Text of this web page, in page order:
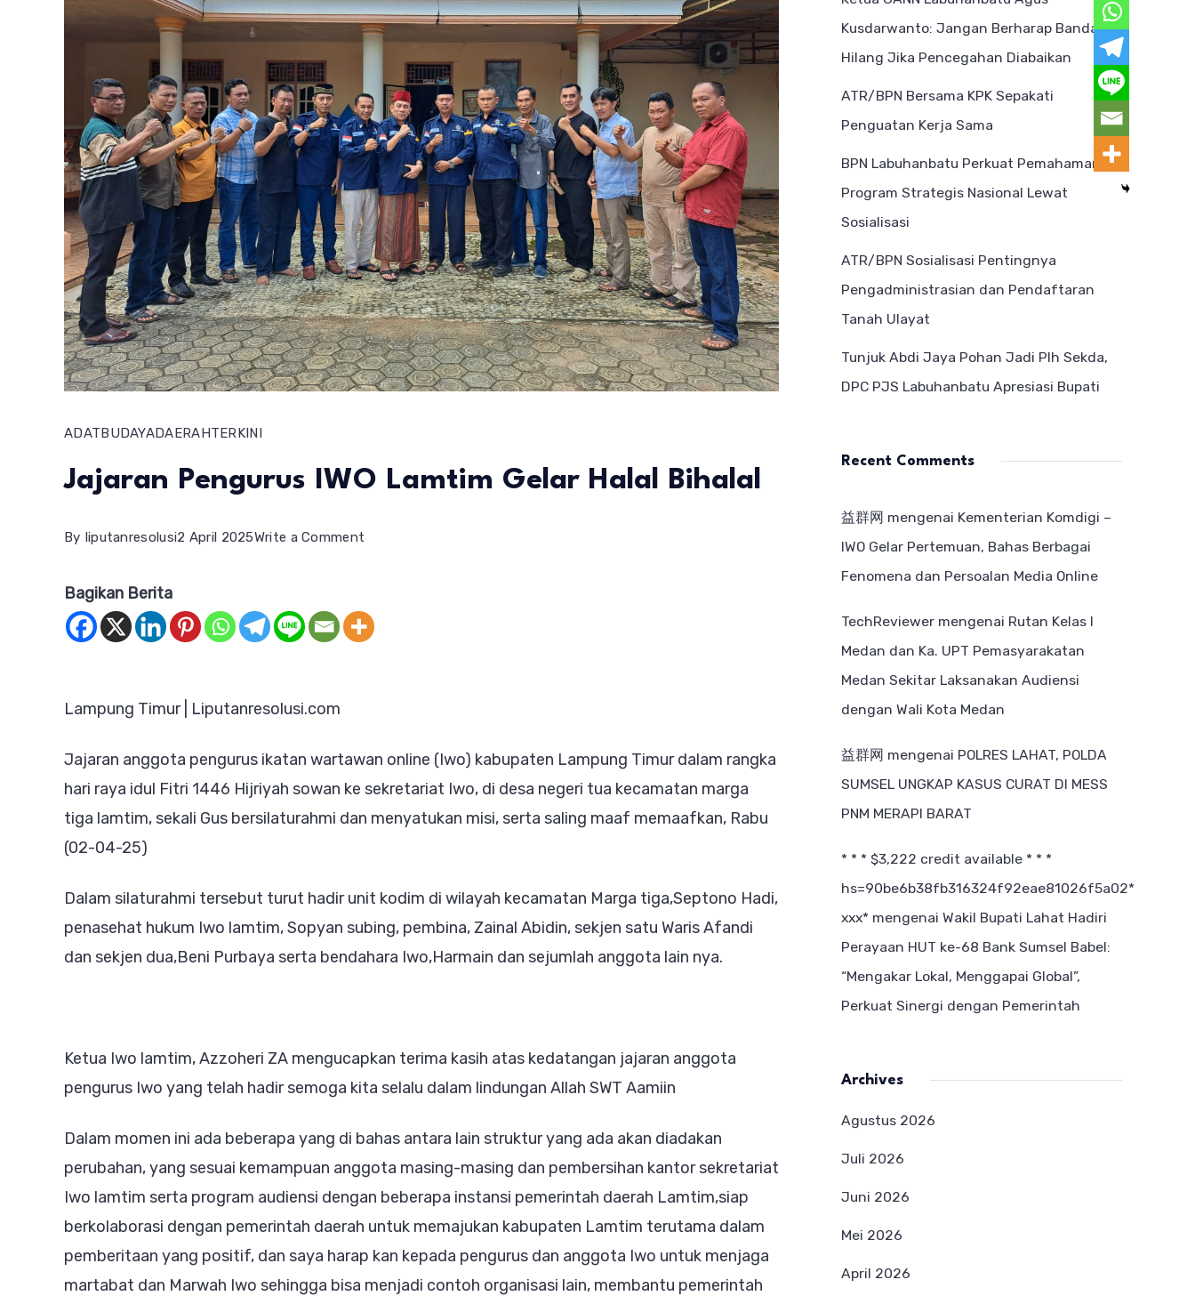
ADATBUDAYADAERAHTERKINI
Jajaran Pengurus IWO Lamtim Gelar Halal Bihalal
By liputanresolusi2 April 2025Write a Comment
IWO
Bagikan Berita
Lampung Timur | Liputanresolusi.com
Jajaran anggota pengurus ikatan wartawan online (Iwo) kabupaten Lampung Timur dalam rangka
hari raya idul Fitri 1446 Hijriyah sowan ke sekretariat Iwo, di desa negeri tua kecamatan marga
tiga lamtim, sekali Gus bersilaturahmi dan menyatukan misi, serta saling maaf memaafkan, Rabu
(02-04-25)
Dalam silaturahmi tersebut turut hadir unit kodim di wilayah kecamatan Marga tiga,Septono Hadi,
penasehat hukum Iwo lamtim, Sopyan subing, pembina, Zainal Abidin, sekjen satu Waris Afandi
dan sekjen dua,Beni Purbaya serta bendahara Iwo,Harmain dan sejumlah anggota lain nya.
Ketua Iwo lamtim, Azzoheri ZA mengucapkan terima kasih atas kedatangan jajaran anggota
pengurus Iwo yang telah hadir semoga kita selalu dalam lindungan Allah SWT Aamiin
Dalam momen ini ada beberapa yang di bahas antara lain struktur yang ada akan diadakan
perubahan, yang sesuai kemampuan anggota masing-masing dan pembersihan kantor sekretariat
Iwo lamtim serta program audiensi dengan beberapa instansi pemerintah daerah Lamtim,siap
berkolaborasi dengan pemerintah daerah untuk memajukan kabupaten Lamtim terutama dalam
pemberitaan yang positif, dan saya harap kan kepada pengurus dan anggota Iwo untuk menjaga
martabat dan Marwah Iwo sehingga bisa menjadi contoh organisasi lain, membantu pemerintah
Kusdarwanto: Jangan Berharap Bandar
Hilang Jika Pencegahan Diabaikan
ATR/BPN Bersama KPK Sepakati
Penguatan Kerja Sama
BPN Labuhanbatu Perkuat Pemahaman
Program Strategis Nasional Lewat
Sosialisasi
ATR/BPN Sosialisasi Pentingnya
Pengadministrasian dan Pendaftaran
Tanah Ulayat
Tunjuk Abdi Jaya Pohan Jadi Plh Sekda,
DPC PJS Labuhanbatu Apresiasi Bupati
Recent Comments
益群网 mengenai Kementerian Komdigi –
IWO Gelar Pertemuan, Bahas Berbagai
Fenomena dan Persoalan Media Online
TechReviewer mengenai Rutan Kelas I
Medan dan Ka. UPT Pemasyarakatan
Medan Sekitar Laksanakan Audiensi
dengan Wali Kota Medan
益群网 mengenai POLRES LAHAT, POLDA
SUMSEL UNGKAP KASUS CURAT DI MESS
PNM MERAPI BARAT
* * * $3,222 credit available * * *
hs=90be6b38fb316324f92eae81026f5a02*
ххх* mengenai Wakil Bupati Lahat Hadiri
Perayaan HUT ke-68 Bank Sumsel Babel:
“Mengakar Lokal, Menggapai Global”,
Perkuat Sinergi dengan Pemerintah
Archives
Agustus 2026
Juli 2026
Juni 2026
Mei 2026
April 2026